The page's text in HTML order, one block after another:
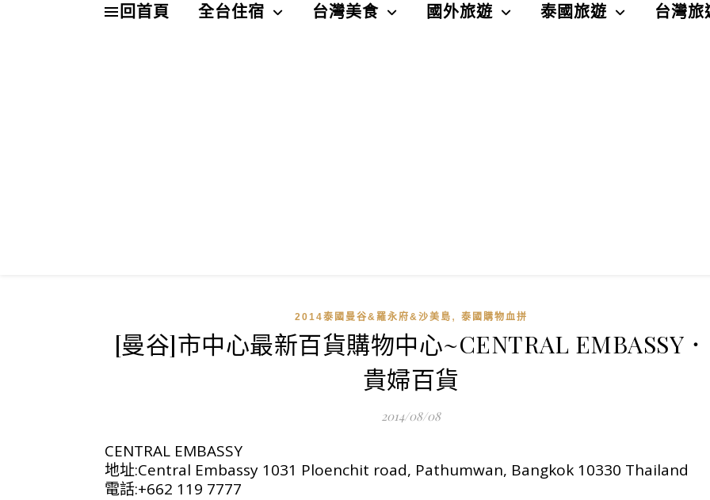
回首頁 全台住宿 台灣美食 國外旅遊 泰國旅遊 台灣旅
2014泰國曼谷&羅永府&沙美島 , 泰國購物血拼
[曼谷]市中心最新百貨購物中心~CENTRAL EMBASSY．
貴婦百貨
2014/08/08
CENTRAL EMBASSY
地址:Central Embassy 1031 Ploenchit road, Pathumwan, Bangkok 10330 Thailand
電話:+662 119 7777